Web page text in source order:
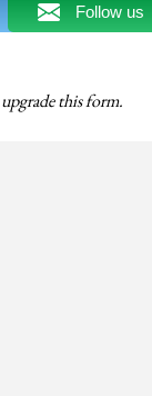
Follow us
upgradethis form.